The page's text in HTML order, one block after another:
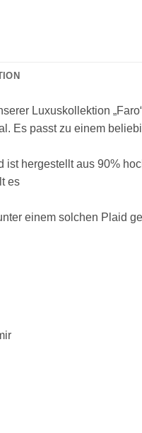
Luxuskollektion
Es passt zu einem
hergestellt aus 90%
es
einem solchen Plaid